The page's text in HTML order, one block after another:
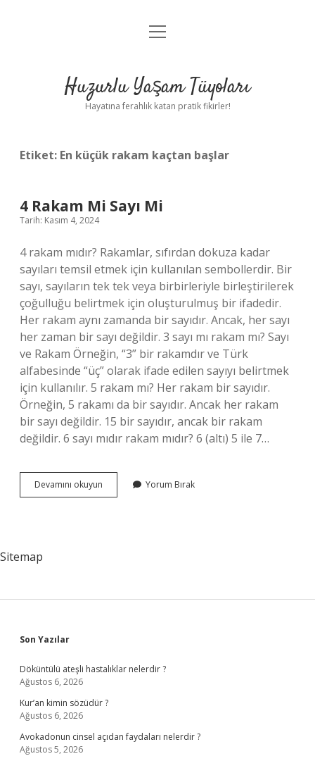
Anasayfa
Yasal Uyarı
menüyü
Huzurlu Yaşam Tüyoları
Hayatına ferahlık katan pratik fikirler!
Etiket: En küçük rakam kaçtan başlar
4 Rakam Mi Sayı Mi
Tarih: Kasım 4, 2024
4 rakam mıdır? Rakamlar, sıfırdan dokuza kadar
sayıları temsil etmek için kullanılan sembollerdir. Bir
sayı, sayıların tek tek veya birbirleriyle birleştirilerek
çoğulluğu belirtmek için oluşturulmuş bir ifadedir.
Her rakam aynı zamanda bir sayıdır. Ancak, her sayı
her zaman bir sayı değildir. 3 sayı mı rakam mı? Sayı
ve Rakam Örneğin, “3” bir rakamdır ve Türk
alfabesinde “üç” olarak ifade edilen sayıyı belirtmek
için kullanılır. 5 rakam mı? Her rakam bir sayıdır.
Örneğin, 5 rakamı da bir sayıdır. Ancak her rakam
bir sayı değildir. 15 bir sayıdır, ancak bir rakam
değildir. 6 sayı mıdır rakam mıdır? 6 (altı) 5 ile 7…
Devamını okuyun
Rakam
Yorum Bırak
Sitemap
Sidebar
Son Yazılar
Döküntülü ateşli hastalıklar nelerdir ?
Ağustos 6, 2026
Kur’an kimin sözüdür ?
Ağustos 6, 2026
Avokadonun cinsel açıdan faydaları nelerdir ?
Ağustos 5, 2026